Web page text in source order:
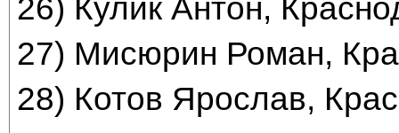
26) Кулик Антон,
27) Мисюрин Роман,
28) Котов Ярослав,